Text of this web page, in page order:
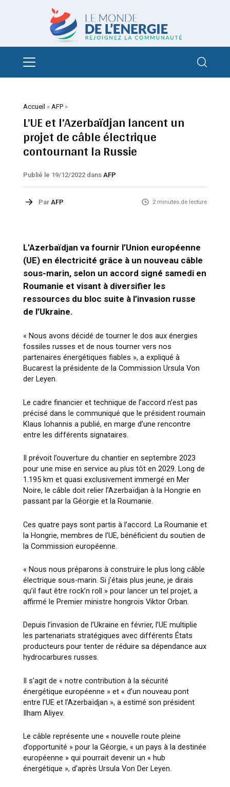
Accueil » AFP»
L’UE et l’Azerbaïdjan lancent un
projet de câble électrique
contournant la Russie
Publié le 19/12/2022 dans AFP
Par AFP 2 minutes de lecture
L’Azerbaïdjan va fournir l’Union européenne
(UE) en électricité grâce à un nouveau câble
sous-marin, selon un accord signé samedi en
Roumanie et visant à diversifier les
ressources du bloc suite à l’invasion russe
de l’Ukraine.
« Nous avons décidé de tourner le dos aux énergies
fossiles russes et de nous tourner vers nos
partenaires énergétiques fiables », a expliqué à
Bucarest la présidente de la Commission Ursula Von
der Leyen.
Le cadre financier et technique de l’accord n’est pas
précisé dans le communiqué que le président roumain
Klaus Iohannis a publié, en marge d’une rencontre
entre les différents signataires.
Il prévoit l’ouverture du chantier en septembre 2023
pour une mise en service au plus tôt en 2029. Long de
1.195 km et quasi exclusivement immergé en Mer
Noire, le câble doit relier l’Azerbaïdjan à la Hongrie en
passant par la Géorgie et la Roumanie.
Ces quatre pays sont partis à l’accord. La Roumanie et
la Hongrie, membres de l’UE, bénéficient du soutien de
la Commission européenne.
« Nous nous préparons à construire le plus long câble
électrique sous-marin. Si j’étais plus jeune, je dirais
qu’il faut être rock’n roll » pour lancer un tel projet, a
affirmé le Premier ministre hongrois Viktor Orban.
Depuis l’invasion de l’Ukraine en février, l’UE multiplie
les partenariats stratégiques avec différents États
producteurs pour tenter de réduire sa dépendance aux
hydrocarbures russes.
Il s’agit de « notre contribution à la sécurité
énergétique européenne » et « d’un nouveau pont
entre l’UE et l’Azerbaïdjan », a estimé son président
Ilham Aliyev.
Le câble représente une « nouvelle route pleine
d’opportunité » pour la Géorgie, « un pays à la destinée
européenne » qui pourrait devenir un « hub
énergétique », d’après Ursula Von Der Leyen.